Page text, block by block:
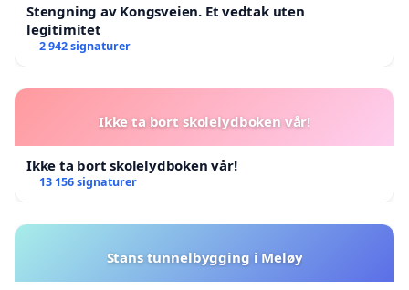
Stengning av Kongsveien. Et vedtak uten
legitimitet
2 942 signaturer
Ikke ta bort skolelydboken vår!
Ikke ta bort skolelydboken vår!
13 156 signaturer
Stans tunnelbygging i Meløy